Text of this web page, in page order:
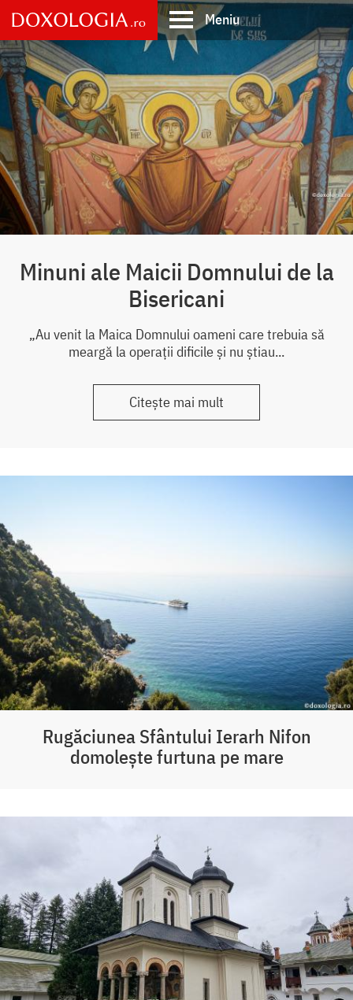
Skip
to
main
content
Meniu
Main
navigation
Minuni ale Maicii Domnului de la
Bisericani
„Au venit la Maica Domnului oameni care trebuia să
meargă la operații dificile și nu știau...
Citește mai mult
Rugăciunea Sfântului Ierarh Nifon
domolește furtuna pe mare